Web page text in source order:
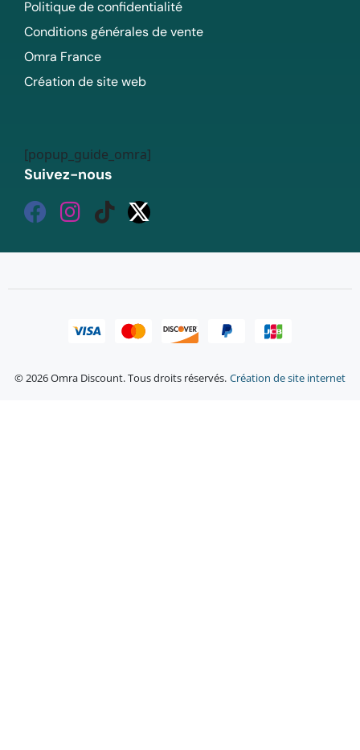
Politique de confidentialité
Conditions générales de vente
Omra France
Création de site web
[popup_guide_omra]
Suivez-nous
© 2026 Omra Discount. Tous droits réservés. Création de site internet